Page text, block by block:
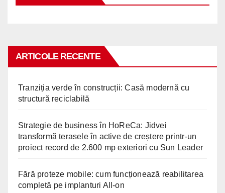
ARTICOLE RECENTE
Tranziția verde în construcții: Casă modernă cu
structură reciclabilă
Strategie de business în HoReCa: Jidvei
transformă terasele în active de creștere printr-un
proiect record de 2.600 mp exteriori cu Sun Leader
Fără proteze mobile: cum funcționează reabilitarea
completă pe implanturi All-on